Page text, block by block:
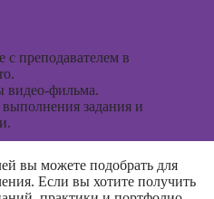
с преподавателем в
видео-фильма.
выполнения задания и
вы можете подобрать для
Если вы хотите получить